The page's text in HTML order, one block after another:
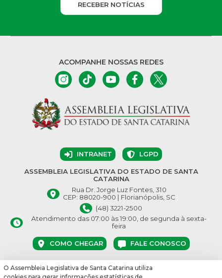
RECEBER NOTÍCIAS
ACOMPANHE NOSSAS REDES
INTRANET LGPD
ASSEMBLEIA LEGISLATIVA DO ESTADO DE SANTA
CATARINA
Rua Dr. Jorge Luz Fontes, 310
CEP: 88020-900 | Florianópolis, SC
(48) 3221-2500
Atendimento das 07:00 às 19:00, de segunda à sexta-
feira
COMO CHEGAR FALE CONOSCO
© Assembleia Legislativa do Estado de Santa Catarina 2026.
O Assembleia Legislativa de Santa Catarina utiliza